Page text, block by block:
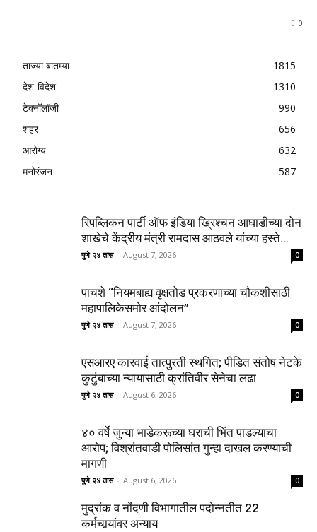
0
ताज्या बातम्या
1815
देश-विदेश
1310
टेक्नॉलॉजी
990
शहर
656
आरोग्य
632
मनोरंजन
587
रिपब्लिकन पार्टी ऑफ इंडिया ख्रिश्चन आघाडीच्या दोन
शाखेचे केंद्रीय मंत्री रामदास आठवले यांच्या हस्ते...
पुणे २४ तास - August 7, 2026 0
पाचशे “नियमबाह्य वृक्षतोड प्रकरणाच्या चौकशीसाठी
महापालिकेसमोर आंदोलन”
पुणे २४ तास - August 7, 2026 0
एसआरए कारवाई तात्पुरती स्थगित; पीडित संतोष नेटके
कुटुंबाच्या न्यायासाठी क्रांतिवीर सेनेचा लढा
पुणे २४ तास - August 6, 2026 0
४० वर्षे जुन्या भाडेकरूच्या घराची भिंत पाडल्याचा
आरोप; विश्रांतवाडी पोलिसांत गुन्हा दाखल करण्याची
मागणी
पुणे २४ तास - August 6, 2026 0
मुद्रांक व नोंदणी विभागातील पदोन्नतीत 22
कर्मचार्‍यांवर अन्याय